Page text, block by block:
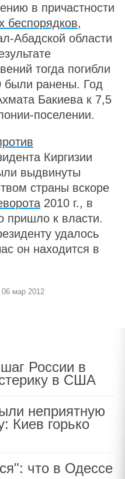
в причастности
беспорядков,
Абадской области
тогда погибли
были ранены. Год
Бакиева к 7,5
поселении.
Киргизии
выдвинуты
страны вскоре
2010 г., в
пришло к власти.
удалось
он находится в
06 мар 2012
России в
в США
неприятную
Киев горько
что в Одессе